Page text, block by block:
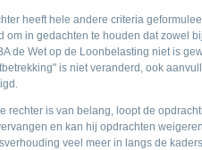
heeft hele andere criteria
om in gedachten te houden dat zowel
de Wet op de Loonbelasting niet is
is niet veranderd, ook
rechter is van belang, loopt de
en kan hij opdrachten
veel meer in langs de